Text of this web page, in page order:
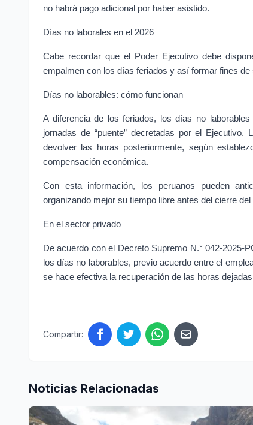
no habrá pago adicional por haber asistido.
Días no laborales en el 2026
Cabe recordar que el Poder Ejecutivo debe
empalmen con los días feriados y así formar fines de
Días no laborables: cómo funcionan
A diferencia de los feriados, los días no
jornadas de “puente” decretadas por el
devolver las horas posteriormente, según
compensación económica.
Con esta información, los peruanos pueden
organizando mejor su tiempo libre antes del cierre
En el sector privado
De acuerdo con el Decreto Supremo N.° 042-2025-
los días no laborables, previo acuerdo entre el
se hace efectiva la recuperación de las horas
Compartir:
Noticias Relacionadas